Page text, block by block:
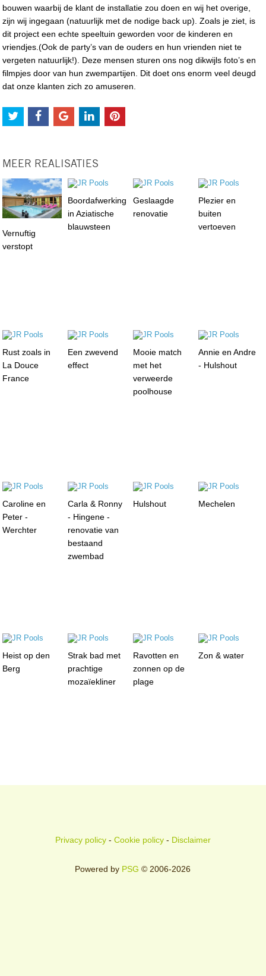
bouwen waarbij de klant de installatie zou doen en wij het overige,
zijn wij ingegaan (natuurlijk met de nodige back up). Zoals je ziet, is
dit project een echte speeltuin geworden voor de kinderen en
vriendjes.(Ook de party’s van de ouders en hun vrienden niet te
vergeten natuurlijk!). Deze mensen sturen ons nog dikwijls foto’s en
filmpjes door van hun zwempartijen. Dit doet ons enorm veel deugd
dat onze klanten zich zo amuseren.
MEER REALISATIES
Vernuftig
verstopt
Boordafwerking
in Aziatische
blauwsteen
Geslaagde
renovatie
Plezier en
buiten
vertoeven
Rust zoals in
La Douce
France
Een zwevend
effect
Mooie match
met het
verweerde
poolhouse
Annie en Andre
- Hulshout
Caroline en
Peter -
Werchter
Carla & Ronny
- Hingene -
renovatie van
bestaand
zwembad
Hulshout Mechelen
Heist op den
Berg
Strak bad met
prachtige
mozaïekliner
Ravotten en
zonnen op de
plage
Zon & water
Privacy policy- Cookie policy- Disclaimer
Powered by PSG © 2006-2026